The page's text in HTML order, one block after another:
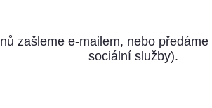
zašleme e-mailem, nebo
sociální služby).